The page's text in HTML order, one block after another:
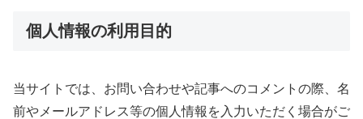
個人情報の利用目的
当サイトでは、お問い合わせや記事へのコメントの際、名
前やメールアドレス等の個人情報を入力いただく場合がご